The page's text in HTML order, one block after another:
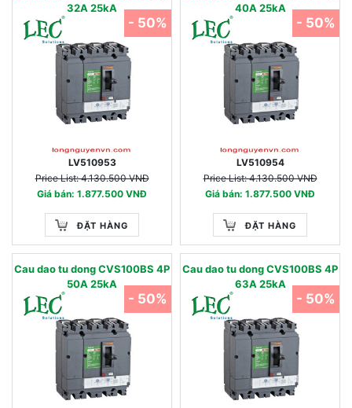
32A 25kA
LV510953
Price List: 4.130.500 VNĐ
Giá bán: 1.877.500 VNĐ
ĐẶT HÀNG
- 50%
40A 25kA
LV510954
Price List: 4.130.500 VNĐ
Giá bán: 1.877.500 VNĐ
ĐẶT HÀNG
- 50%
Cau dao tu dong CVS100BS 4P
50A 25kA
- 50%
Cau dao tu dong CVS100BS 4P
63A 25kA
- 50%